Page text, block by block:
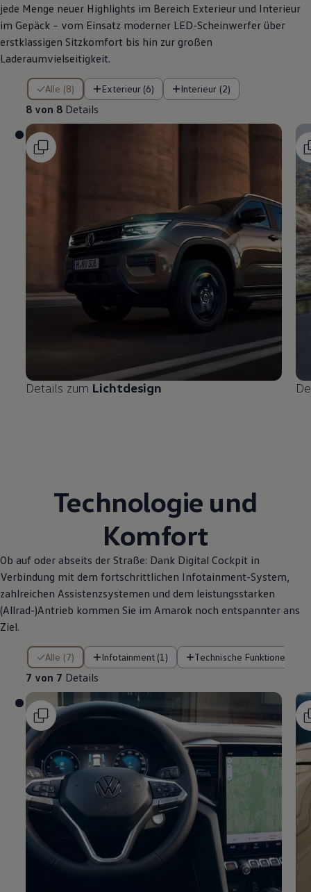
jede Menge neuer Highlights im Bereich Exterieur und Interieur
im Gepäck – vom Einsatz moderner LED-Scheinwerfer über
erstklassigen Sitzkomfort bis hin zur großen
Laderaumvielseitigkeit.
Alle (8) Exterieur (6) Interieur (2)
8 von 8 Details
8 von 8 Details
Details zum Lichtdesign
Technologie und
Komfort
Ob auf oder abseits der Straße: Dank Digital Cockpit in
Verbindung mit dem fortschrittlichen Infotainment-System,
zahlreichen Assistenzsystemen und dem leistungsstarken
(Allrad-)Antrieb kommen Sie im Amarok noch entspannter ans
Ziel.
Alle (7) Infotainment (1) Technische Funktionen (4)
7 von 7 Details
7 von 7 Details